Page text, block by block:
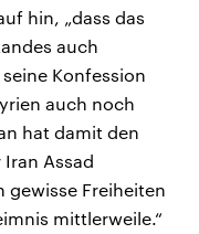
hin, „dass das
auch
Konfession
auch noch
hat damit den
Assad
Freiheiten
mittlerweile.“